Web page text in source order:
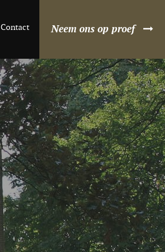
Contact Neem ons op proef